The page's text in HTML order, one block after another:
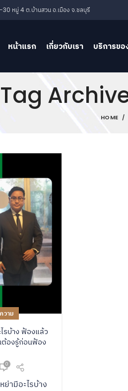
หมู่ 4 ต.บ้านสวน อ.เมือง จ.ชลบุรี
หน้าแรก เกี่ยวกับเรา บริการขอ
Tag
HOME
วาม
รบ้าง ฟ้องแล้ว
ต้องรู้ก่อนฟ้อง
0
ย่ามีอะไรบ้าง